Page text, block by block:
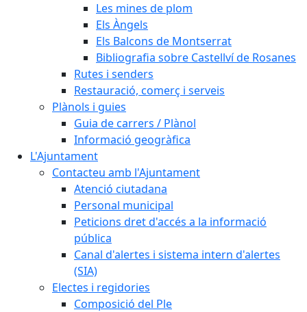
Les mines de plom
Els Àngels
Els Balcons de Montserrat
Bibliografia sobre Castellví de Rosanes
Rutes i senders
Restauració, comerç i serveis
Plànols i guies
Guia de carrers / Plànol
Informació geogràfica
L'Ajuntament
Contacteu amb l'Ajuntament
Atenció ciutadana
Personal municipal
Peticions dret d'accés a la informació
pública
Canal d'alertes i sistema intern d'alertes
(SIA)
Electes i regidories
Composició del Ple